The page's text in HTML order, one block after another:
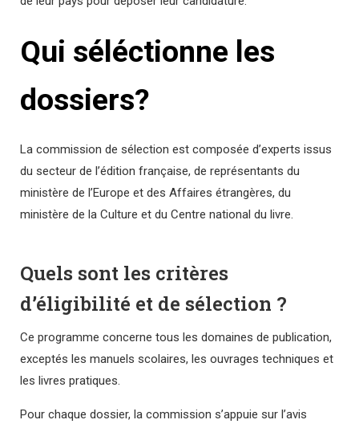
Qui séléctionne les
dossiers?
La commission de sélection est composée d’experts issus
du secteur de l’édition française, de représentants du
ministère de l’Europe et des Affaires étrangères, du
ministère de la Culture et du Centre national du livre.
Quels sont les critères
d’éligibilité et de sélection ?
Ce programme concerne tous les domaines de publication,
exceptés les manuels scolaires, les ouvrages techniques et
les livres pratiques.
Pour chaque dossier, la commission s’appuie sur l’avis